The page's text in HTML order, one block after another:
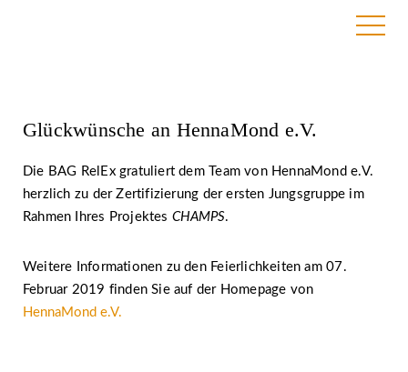
Glückwünsche an HennaMond e.V.
Die BAG RelEx gratuliert dem Team von HennaMond e.V.
herzlich zu der Zertifizierung der ersten Jungsgruppe im
Rahmen Ihres Projektes CHAMPS.
Weitere Informationen zu den Feierlichkeiten am 07.
Februar 2019 finden Sie auf der Homepage von
HennaMond e.V.